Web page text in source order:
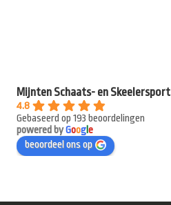
Mijnten Schaats- en Skeelersport
4.8
Gebaseerd op 193 beoordelingen
powered byGooge
beoordeel ons op